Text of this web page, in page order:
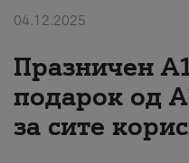
Надополни кредит
За нас
#ПодобарОнлајн
04.12.2025
Празничен
подарок од
за сите